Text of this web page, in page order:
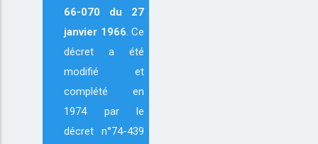
66-070 du 27
janvier 1966. Ce
décret a été
modifié et
complété en
1974 par le
décret n°74-439